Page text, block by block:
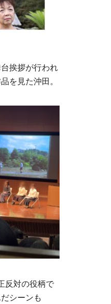
挨拶が行われ
を見た沖田。
反対の役柄で
シーンも